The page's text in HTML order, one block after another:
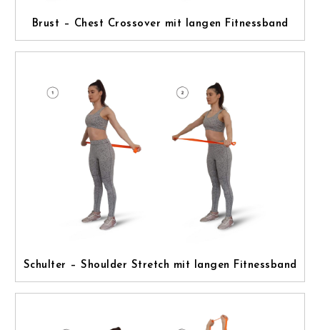
Brust – Chest Crossover mit langen Fitnessband
Schulter – Shoulder Stretch mit langen Fitnessband